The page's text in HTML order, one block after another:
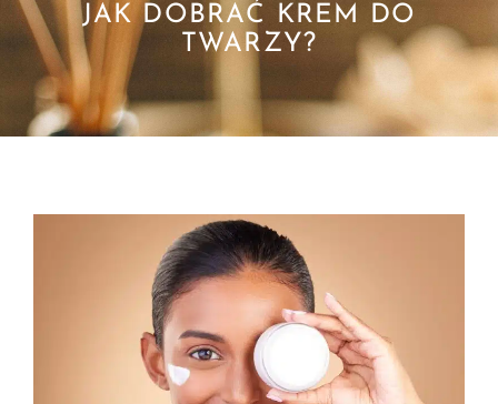
JAK DOBRAĆ KREM DO
TWARZY?